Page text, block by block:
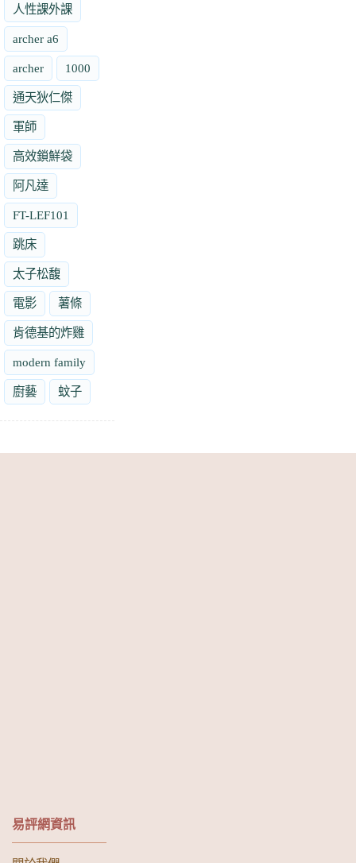
人性課外課
archer a6
archer 1000
通天狄仁傑
軍師
高效鎖鮮袋
阿凡達
FT-LEF101
跳床
太子松馥
電影 薯條
肯德基的炸雞
modern family
廚藝 蚊子
易評網資訊